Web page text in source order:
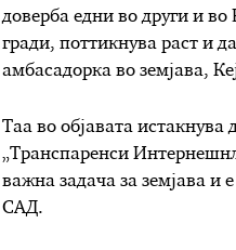
доверба едни во други и
гради, поттикнува раст и
амбасадорка во земјава,
Таа во објавата истакнува
„Транспаренси
важна задача за земјава и
САД.